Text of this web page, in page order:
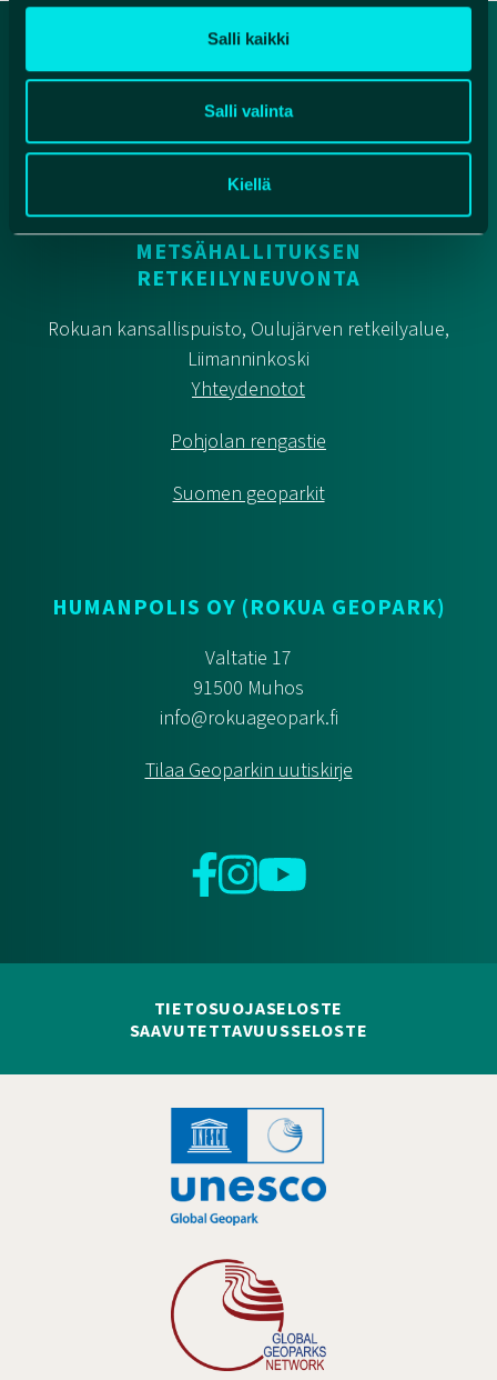
Salli kaikki
Salli valinta
Kiellä
METSÄHALLITUKSEN
RETKEILYNEUVONTA
Rokuan kansallispuisto, Oulujärven retkeilyalue,
Liimanninkoski
Yhteydenotot
Pohjolan rengastie
Suomen geoparkit
HUMANPOLIS OY (ROKUA GEOPARK)
Valtatie 17
91500 Muhos
info@rokuageopark.fi
Tilaa Geoparkin uutiskirje
Facebook
InstagramYouTube
TIETOSUOJASELOSTE
SAAVUTETTAVUUSSELOSTE
Hankelogo